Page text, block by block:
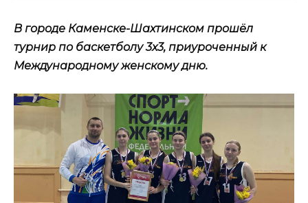
В городе Каменске-Шахтинском прошёл
турнир по баскетболу 3х3, приуроченный к
Международному женскому дню.